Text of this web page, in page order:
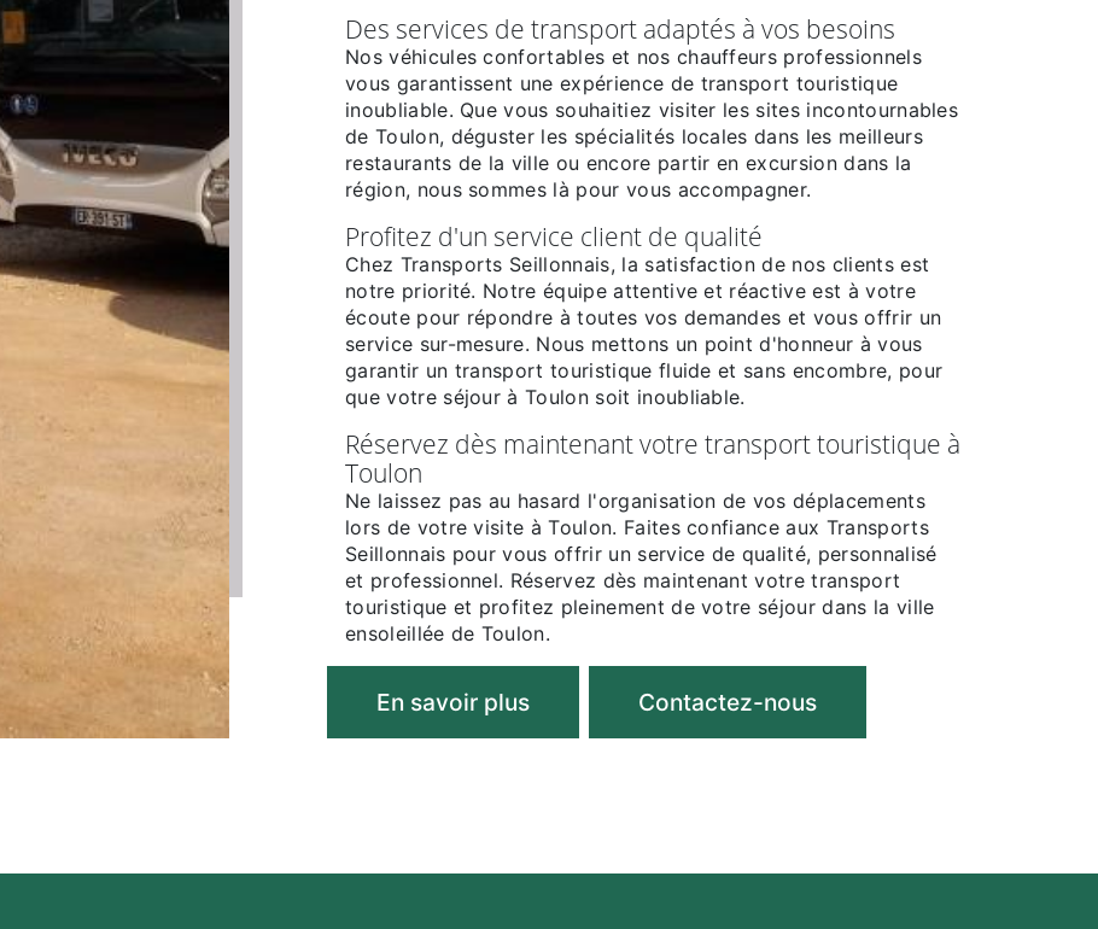
Des services de transport adaptés à vos besoins
Nos véhicules confortables et nos chauffeurs professionnels
vous garantissent une expérience de transport touristique
inoubliable. Que vous souhaitiez visiter les sites incontournables
de Toulon, déguster les spécialités locales dans les meilleurs
restaurants de la ville ou encore partir en excursion dans la
région, nous sommes là pour vous accompagner.
Profitez d'un service client de qualité
Chez Transports Seillonnais, la satisfaction de nos clients est
notre priorité. Notre équipe attentive et réactive est à votre
écoute pour répondre à toutes vos demandes et vous offrir un
service sur-mesure. Nous mettons un point d'honneur à vous
garantir un transport touristique fluide et sans encombre, pour
que votre séjour à Toulon soit inoubliable.
Réservez dès maintenant votre transport touristique à
Toulon
Ne laissez pas au hasard l'organisation de vos déplacements
lors de votre visite à Toulon. Faites confiance aux Transports
Seillonnais pour vous offrir un service de qualité, personnalisé
et professionnel. Réservez dès maintenant votre transport
touristique et profitez pleinement de votre séjour dans la ville
ensoleillée de Toulon.
En savoir plus Contactez-nous